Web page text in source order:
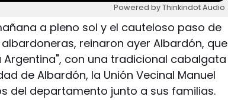
Powered by Thinkindot Audio
a pleno sol y el cauteloso paso de
reinaron ayer Albardón, que
Argentina", con una tradicional cabalgata
de Albardón, la Unión Vecinal Manuel
del departamento junto a sus familias.